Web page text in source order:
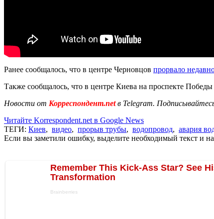
Ранее сообщалось, что в центре Черновцов прорвало
Также сообщалось, что в центре Киева на проспекте Победы
Новости от Корреспондент.netв Telegram.
Читайте Korrespondent.net в Google News
ТЕГИ: Киев, видео, прорыв трубы, водопровод, авария
Если вы заметили ошибку, выделите необходимый текст и